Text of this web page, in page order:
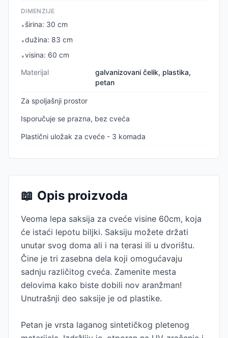
DIMENZIJE
•širina: 30 cm
•dužina: 83 cm
•visina: 60 cm
Materijal
galvanizovani čelik, plastika,
petan
Za spoljašnji prostor
Isporučuje se prazna, bez cveća
Plastični uložak za cveće - 3 komada
📖 Opis proizvoda
Veoma lepa saksija za cveće visine 60cm, koja
će istaći lepotu biljki. Saksiju možete držati
unutar svog doma ali i na terasi ili u dvorištu.
Čine je tri zasebna dela koji omogućavaju
sadnju različitog cveća. Zamenite mesta
delovima kako biste dobili nov aranžman!
Unutrašnji deo saksije je od plastike.
Petan je vrsta laganog sintetičkog pletenog